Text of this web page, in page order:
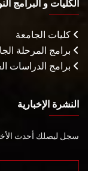
الكليات و البرامج
كليات الجامعة
برامج المرحلة
برامج الدراسات
النشرة الإخبارية
سجل ليصلك أحدث